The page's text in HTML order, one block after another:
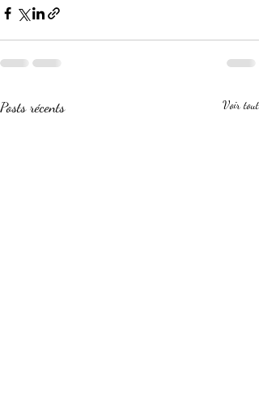
Posts récents Voir tout